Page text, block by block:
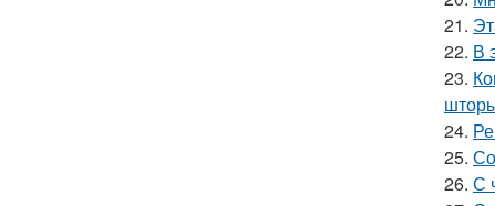
21.
22. В
23.
24.
25.
26. С